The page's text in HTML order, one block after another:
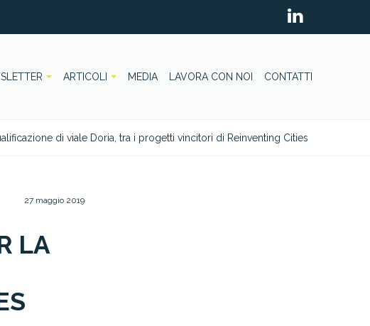
ARTICOLI MEDIA LAVORA CON NOI CONTATTI
di viale Doria, tra i progetti vincitori di Reinventing Cities
27 maggio 2019
LA